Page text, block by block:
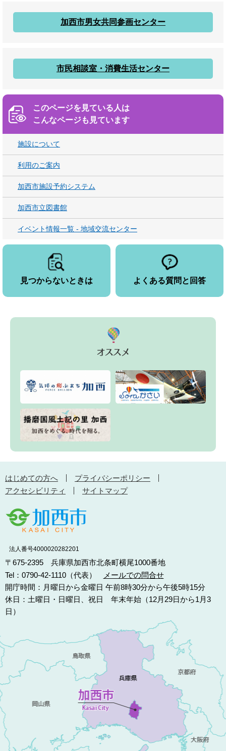
加西市男女共同参画センター
市民相談室・消費生活センター
このページを見ている人は
こんなページも見ています
施設について
利用のご案内
加西市施設予約システム
加西市立図書館
イベント情報一覧 - 地域交流センター
見つからないときは よくある質問と回答
はじめての方へ
プライバシーポリシー
アクセシビリティ
サイトマップ
法人番号4000020282201
〒675-2395 兵庫県加西市北条町横尾1000番地
Tel：0790-42-1110（代表）
メールでの問合せ
開庁時間：月曜日から金曜日 午前8時30分から午後5時15分
休日：土曜日・日曜日、祝日 年末年始（12月29日から1月3
日）